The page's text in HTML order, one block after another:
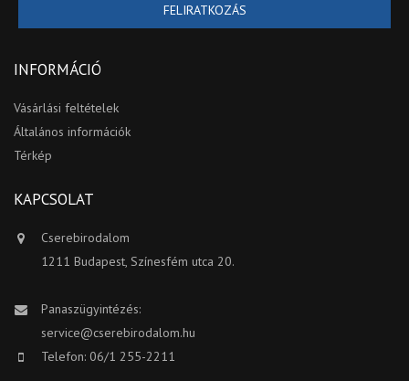
FELIRATKOZÁS
INFORMÁCIÓ
Vásárlási feltételek
Általános információk
Térkép
KAPCSOLAT
Cserebirodalom
1211 Budapest, Színesfém utca 20.
Panaszügyintézés:
service@cserebirodalom.hu
Telefon: 06/1 255-2211